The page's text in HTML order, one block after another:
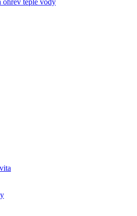
ohřev teplé vody